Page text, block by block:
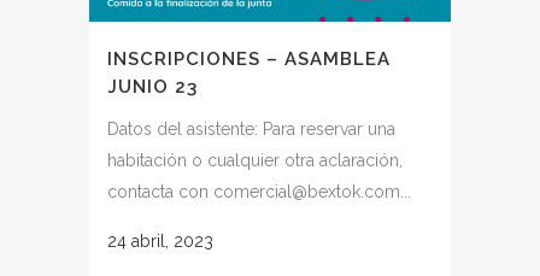
INSCRIPCIONES – ASAMBLEA
JUNIO 23
Datos del asistente: Para reservar una
habitación o cualquier otra aclaración,
contacta con comercial@bextok.com...
24 abril, 2023